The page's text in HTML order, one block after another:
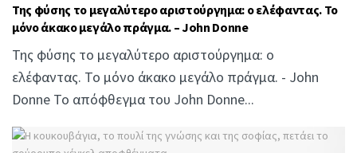
Της φύσης το μεγαλύτερο αριστούργημα: ο ελέφαντας. Το
μόνο άκακο μεγάλο πράγμα. – John Donne
Της φύσης το μεγαλύτερο αριστούργημα: ο
ελέφαντας. Το μόνο άκακο μεγάλο πράγμα. - John
Donne Το απόφθεγμα του John Donne...